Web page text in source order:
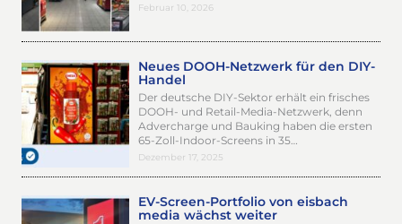
Februar 10, 2026
Neues DOOH-Netzwerk für den DIY-
Handel
Der deutsche DIY-Sektor erhält ein frisches
DOOH- und Retail-Media-Netzwerk, denn
Advercharge und Bauking haben die ersten
65-Zoll-Indoor-Screens in 35…
Dezember 17, 2025
EV-Screen-Portfolio von eisbach
media wächst weiter